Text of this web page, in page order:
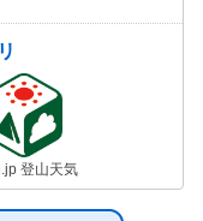
登山天気